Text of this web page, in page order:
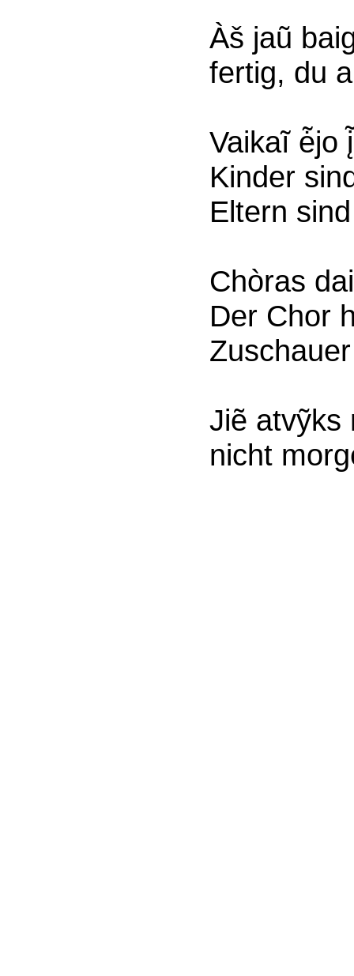
Àš jaũ
fertig, du
Vaikaĩ ė̃jo
Kinder
Eltern
Chòras
Der Chor
Jiẽ
nicht